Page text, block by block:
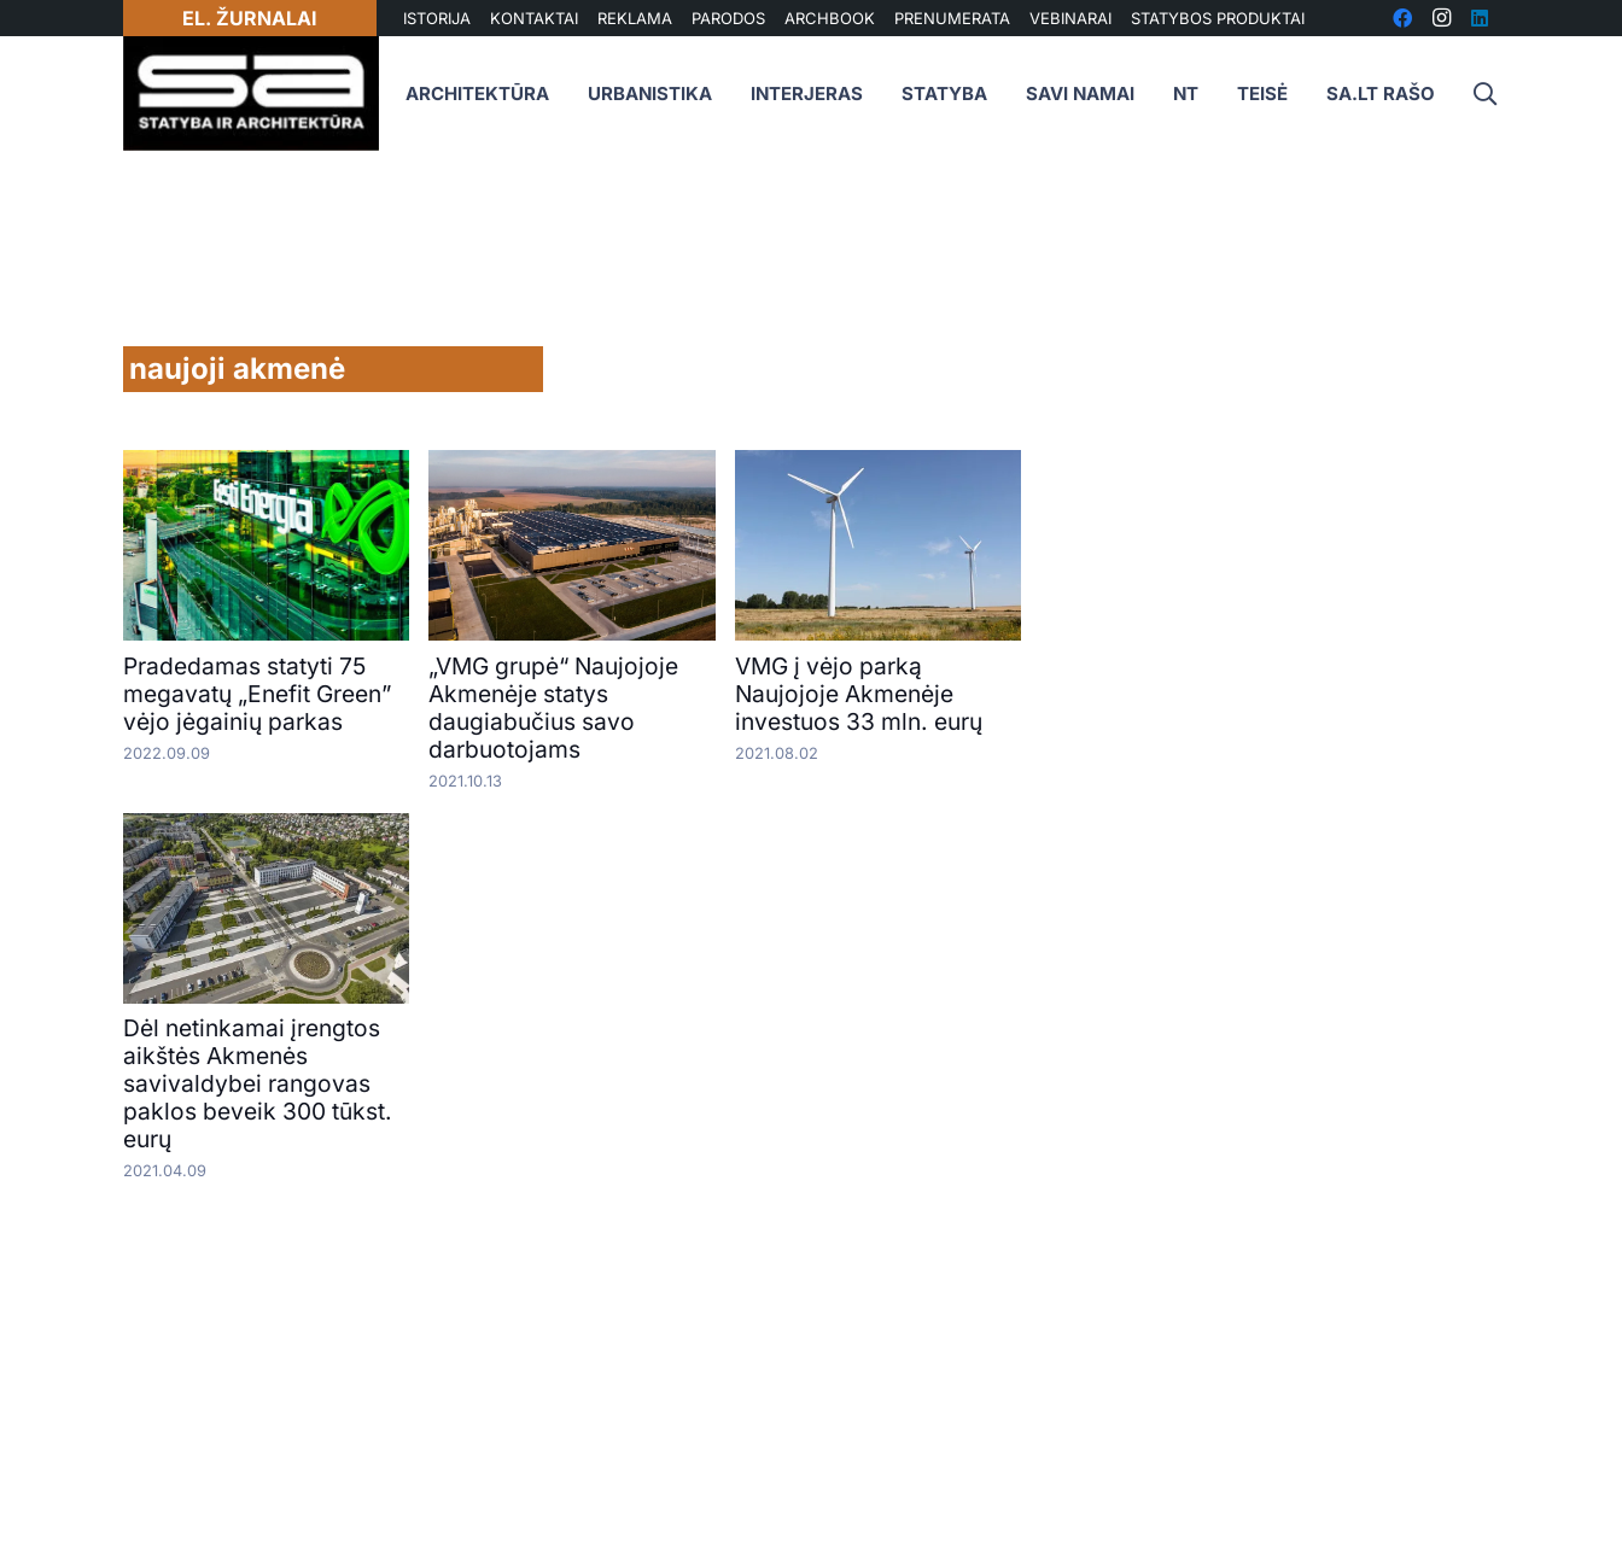
EL. ŽURNALAI ISTORIJA KONTAKTAI REKLAMA PARODOS ARCHBOOK PRENUMERATA VEBINARAI STATYBOS PRODUKTAI
ARCHITEKTŪRA URBANISTIKA INTERJERAS STATYBA SAVI NAMAI NT TEISĖ SA.LT RAŠO
naujoji akmenė
Pradedamas statyti 75
megavatų „Enefit Green”
vėjo jėgainių parkas
2022.09.09
„VMG grupė“ Naujojoje
Akmenėje statys
daugiabučius savo
darbuotojams
2021.10.13
VMG į vėjo parką
Naujojoje Akmenėje
investuos 33 mln. eurų
2021.08.02
Dėl netinkamai įrengtos
aikštės Akmenės
savivaldybei rangovas
paklos beveik 300 tūkst.
eurų
2021.04.09